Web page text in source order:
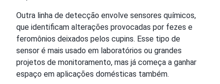
Outra linha de detecção envolve sensores químicos,
que identificam alterações provocadas por fezes e
feromônios deixados pelos cupins. Esse tipo de
sensor é mais usado em laboratórios ou grandes
projetos de monitoramento, mas já começa a ganhar
espaço em aplicações domésticas também.